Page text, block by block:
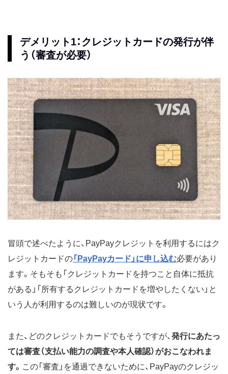
デメリット1：クレジットカードの発行が伴
う（審査が必要）
冒頭で述べたように、PayPayクレジットを利用するにはク
レジットカードの「PayPayカード」に申し込む必要があり
ます。そもそも「クレジットカードを持つこと自体に抵抗
がある」「所有するクレジットカードを増やしたくない」と
いう人が利用するのは難しいのが現状です。
また、どのクレジットカードでもそうですが、 発行にあたっ
ては審査（支払い能力の調査や本人確認）がおこなわれま
す。 この「審査」を通過できないために、PayPayのクレジッ